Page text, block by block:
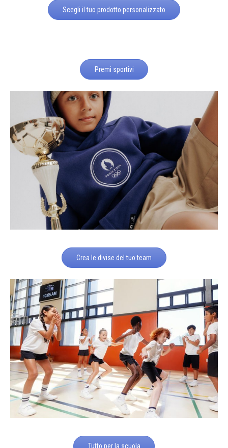
Scegli il tuo prodotto personalizzato
Premi sportivi
Crea le divise del tuo team
Tutto per la scuola